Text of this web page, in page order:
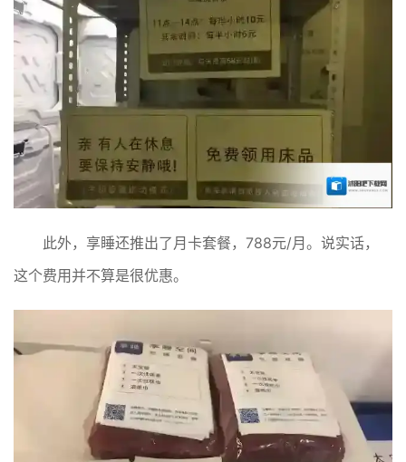
此外，享睡还推出了月卡套餐，788元/月。说实话，
这个费用并不算是很优惠。